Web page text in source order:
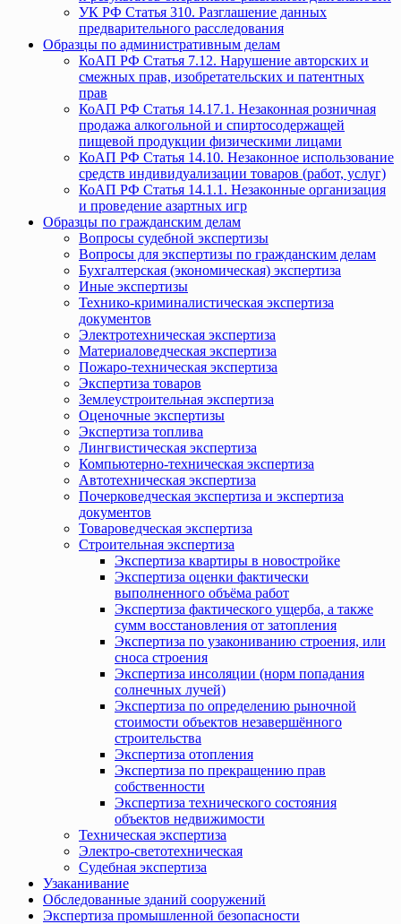
УК РФ Статья 310. Разглашение данных
предварительного расследования
Образцы по административным делам
КоАП РФ Статья 7.12. Нарушение авторских и
смежных прав, изобретательских и патентных
прав
КоАП РФ Статья 14.17.1. Незаконная розничная
продажа алкогольной и спиртосодержащей
пищевой продукции физическими лицами
КоАП РФ Статья 14.10. Незаконное использование
средств индивидуализации товаров (работ, услуг)
КоАП РФ Статья 14.1.1. Незаконные организация
и проведение азартных игр
Образцы по гражданским делам
Вопросы судебной экспертизы
Вопросы для экспертизы по гражданским делам
Бухгалтерская (экономическая) экспертиза
Иные экспертизы
Технико-криминалистическая экспертиза
документов
Электротехническая экспертиза
Материаловедческая экспертиза
Пожаро-техническая экспертиза
Экспертиза товаров
Землеустроительная экспертиза
Оценочные экспертизы
Экспертиза топлива
Лингвистическая экспертиза
Компьютерно-техническая экспертиза
Автотехническая экспертиза
Почерковедческая экспертиза и экспертиза
документов
Товароведческая экспертиза
Строительная экспертиза
Экспертиза квартиры в новостройке
Экспертиза оценки фактически
выполненного объёма работ
Экспертиза фактического ущерба, а также
сумм восстановления от затопления
Экспертиза по узакониванию строения, или
сноса строения
Экспертиза инсоляции (норм попадания
солнечных лучей)
Экспертиза по определению рыночной
стоимости объектов незавершённого
строительства
Экспертиза отопления
Экспертиза по прекращению прав
собственности
Экспертиза технического состояния
объектов недвижимости
Техническая экспертиза
Электро-светотехническая
Судебная экспертиза
Узаканивание
Обследованные зданий сооружений
Экспертиза промышленной безопасности